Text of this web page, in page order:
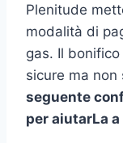
Plenitude
modalità di
gas. Il
sicure ma non
seguente
per aiutarLa